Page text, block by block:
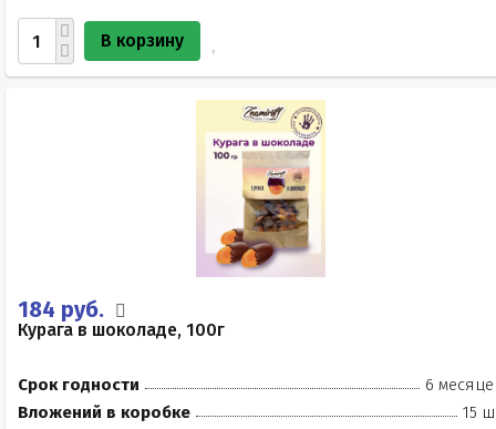
В корзину
184 руб.
Курага в шоколаде, 100г
Срок годности
6
Вложений в коробке
15